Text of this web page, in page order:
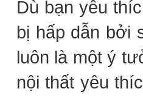
Dù bạn yêu
bị hấp dẫn bởi
luôn là một ý
nội thất yêu